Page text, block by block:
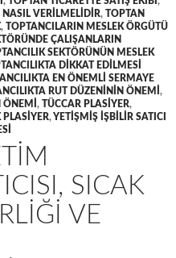
NASIL VERILMELIDIR, TOPTAN
, TOPTANCILARIN MESLEK ÖRGÜTÜ
ÇALIŞANLARIN
SEKTÖRÜNÜN MESLEK
DIKKAT EDILMESI
EN ÖNEMLI SERMAYE
RUT DÜZENININ ÖNEMI ,
, TÜCCAR PLASIYER,
PLASIYER,YETIŞMIŞ IŞBILIR SATICI
SICAK
VE